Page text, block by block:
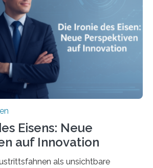
Eisens: Neue
auf Innovation
als unsichtbare